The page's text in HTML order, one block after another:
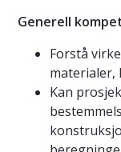
Generell
Forstå
materialer,
Kan